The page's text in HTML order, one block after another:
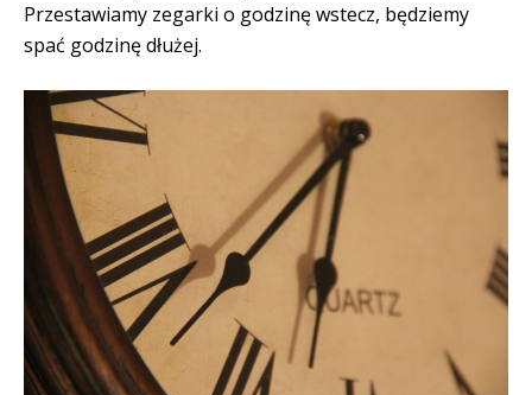
Przestawiamy zegarki o godzinę wstecz, będziemy
spać godzinę dłużej.